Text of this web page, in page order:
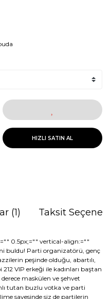
HIZLI SATIN AL
(1) Taksit
0.5px;="" vertical-align:=""
buldu! Parti organizatörü, genç
peşinde olduğu, abartılı,
VIP erkeği ile kadınları baştan
maskülen ve şehvet
tutan buzlu votka ve parti
sayesinde siz de partilerin